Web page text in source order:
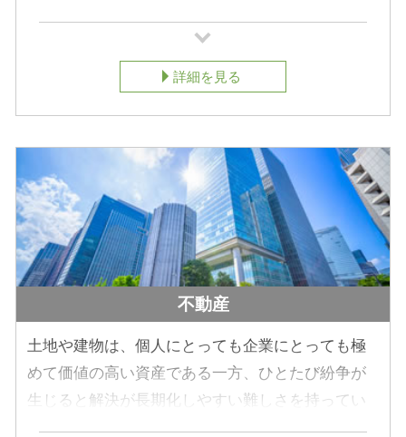
ケースが多く、どの家庭でも起きる身近な問題と
いえます。相続トラブルを防ぐためにも生前の対
策が重要であり、遺言書の作成等を含め、遺産分
相続分野は近年、約４０年ぶりに大幅な法改正が
行われており、さまざまな制度が創設・変更され
ました。配偶者の居住権に関する制度や、預金払
い戻し制度、遺言制度など、多くの方がかかわり
得る法改正であるため、相続対策の内容も法改正
に対応したものが必要です。
大切な財産を適切に家族に相続させるためにも、
まずは益満法律事務所へご相談ください。
詳細を見る
不動産
土地や建物は、個人にとっても企業にとっても極
めて価値の高い資産である一方、ひとたび紛争が
生じると解決が長期化しやすい難しさを持ってい
ます。近隣との境界をめぐる些細な不和から、家